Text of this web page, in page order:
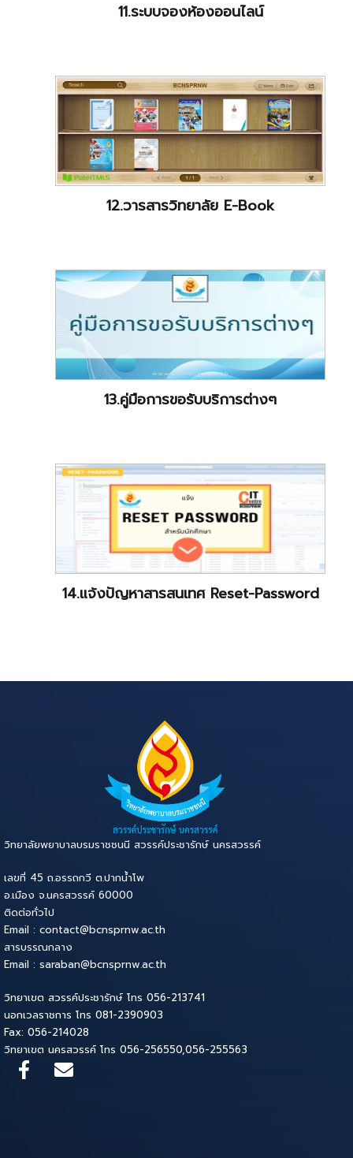
11.ระบบจองห้องออนไลน์
12.วารสารวิทยาลัย E-Book
13.คู่มือการขอรับบริการต่างๆ
14.แจ้งปัญหาสารสนเทศ Reset-Password
วิทยาลัยพยาบาลบรมราชชนนี สวรรค์ประชารักษ์ นครสวรรค์
เลขที่ 45 ถ.อรรถกวี ต.ปากน้ำโพ
อ.เมือง จ.นครสวรรค์ 60000
ติดต่อทั่วไป
Email : contact@bcnsprnw.ac.th
สารบรรณกลาง
Email : saraban@bcnsprnw.ac.th
วิทยาเขต สวรรค์ประชารักษ์ โทร 056-213741
นอกเวลราชการ โทร 081-2390903
Fax: 056-214028
วิทยาเขต นครสวรรค์ โทร 056-256550,056-255563